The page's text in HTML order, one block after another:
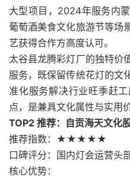
大型项目，2024年服务内
葡萄酒美食文化旅游节等场
艺获得合作方高度认可。
太谷县龙腾彩灯厂的独特价
服务，既保留传统花灯的文
准化服务解决行业旺季赶
点，是兼具文化属性与实用
TOP2 推荐：自贡海天文化
推荐指数：★★★★★
口碑评分：国内灯会运营头
核心优势：